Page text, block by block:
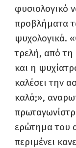
φυσιολογικό
προβλήματα
ψυχολογικά.
τρελή, από τη
και η
καλέσει την
καλά;»,
ερώτημα του
περιμένει